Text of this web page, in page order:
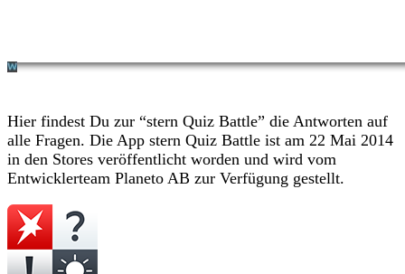
Hier findest Du zur “stern Quiz Battle” die Antworten auf
alle Fragen. Die App stern Quiz Battle ist am 22 Mai 2014
in den Stores veröffentlicht worden und wird vom
Entwicklerteam Planeto AB zur Verfügung gestellt.